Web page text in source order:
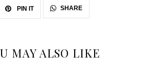
PIN IT SHARE
MAY ALSO LIKE